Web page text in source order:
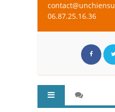
06.87.25.16.36